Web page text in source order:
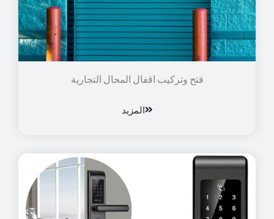
فتح وتركيب اقفال المحال التجارية
المزيد